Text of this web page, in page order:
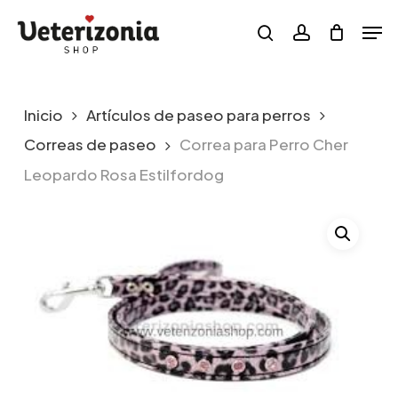
searchaccount
Inicio
Artículos de paseo para perros
Correas de paseo
Correa para Perro Cher
Leopardo Rosa Estilfordog